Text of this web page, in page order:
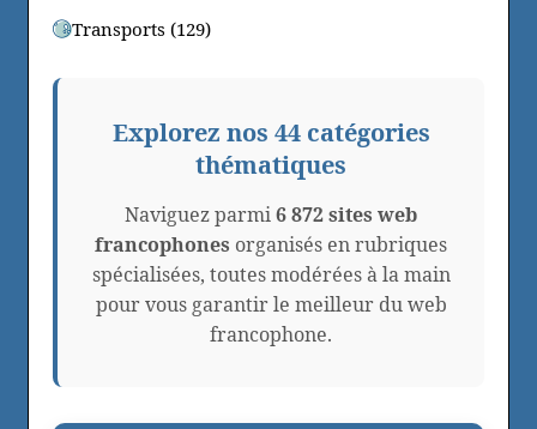
Transports (129)
Explorez nos 44 catégories
thématiques
Naviguez parmi6 872 sites web
francophones organisés en rubriques
spécialisées, toutes modérées à la main
pour vous garantir le meilleur du web
francophone.